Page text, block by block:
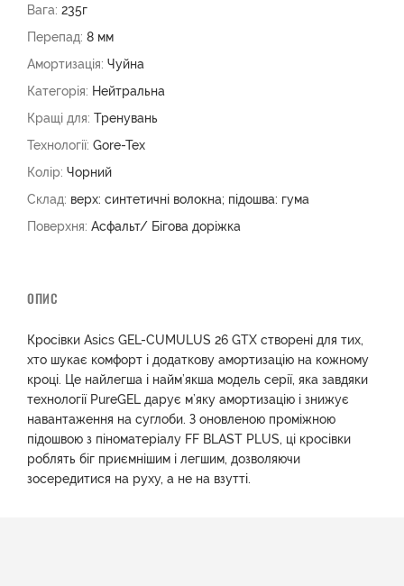
Вага: 235г
Перепад: 8 мм
Амортизація: Чуйна
Категорія: Нейтральна
Кращі для: Тренувань
Технології: Gore-Tex
Колір: Чорний
Склад: верх: синтетичні волокна; підошва: гума
Поверхня: Асфальт/ Бігова доріжка
ОПИС
Кросівки Asics GEL-CUMULUS 26 GTX створені для тих,
хто шукає комфорт і додаткову амортизацію на кожному
кроці. Це найлегша і найм’якша модель серії, яка завдяки
технології PureGEL дарує м’яку амортизацію і знижує
навантаження на суглоби. З оновленою проміжною
підошвою з піноматеріалу FF BLAST PLUS, ці кросівки
роблять біг приємнішим і легшим, дозволяючи
зосередитися на руху, а не на взутті.